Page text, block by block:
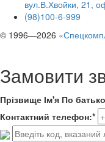
вул.В.Хвойки, 21,
(98)100-6-999
© 1996—2026
Замовити
Прізвище Ім'я По
Контактний телефон:*